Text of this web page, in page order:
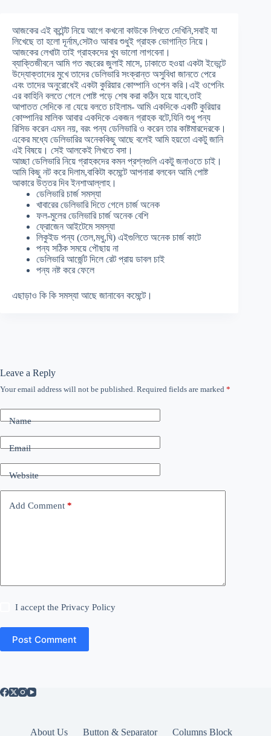
আজকের এই কন্টেন্ট নিয়ে আগে কখনো কাউকে লিখতে দেখিনি,সবাই যা
লিখেছে তা হলো দূর্নাম,সেটাও আবার শুধুই গ্রাহক ভোগান্তি নিয়ে।
আজকের লেখাটা তাই গ্রাহকদের খুব ভালো লাগবেনা।
ব্যাক্তিজীবনে আমি গত বছরের জুলাই মাসে, ঢাকাতে হওয়া একটা ইভেন্টে
উদ্যোক্তাদের মুখে তাদের ডেলিভারি সংক্রান্ত অসুবিধা জানতে পেরে
এবং তাদের অনুরোধেই একটা কুরিয়ার কোম্পানি ওপেন করি।এই ওপেনিং
এর কাহিনি বলতে গেলে পোষ্ট পড়ে শেষ করা কঠিন হয়ে যাবে,তাই
আপাতত সেদিকে না যেয়ে বলতে চাইলাম- আমি একদিকে একটি কুরিয়ার
কোম্পানির মালিক আবার একদিকে একজন গ্রাহক বটে,যিনি শুধু পন্য
রিসিভ করেন এমন নয়, বরং পন্য ডেলিভারি ও করেন তার কাষ্টমারদেরকে।
একের মধ্যে ডেলিভারির অনেককিছু আছে বলেই আমি হয়তো একটু জানি
এই বিষয়ে। সেই আলকেই লিখতে বসা।
আচ্ছা ডেলিভারি নিয়ে গ্রাহকদের কমন প্রশ্নগুলি একটু জনাওতে চাই।
আমি কিছু নট করে দিলাম,বাকিটা কমেন্টে আপনারা বলবেন আমি পোষ্ট
আকারে উত্তর দিব ইনশাআল্লাহ।
ডেলিভারি চার্জ সমস্যা
খাবারের ডেলিভারি দিতে গেলে চার্জ অনেক
ফল-মুলের ডেলিভারি চার্জ অনেক বেশি
ফ্রোজেন আইটেমে সমস্যা
লিকুইড পন্য (তেল,মধু,ঘি) এইগুলিতে অনেক চার্জ কাটে
পন্য সঠিক সময়ে পৌছায় না
ডেলিভারি আর্জেন্ট দিলে রেট প্রায় ডাবল চাই
পন্য নষ্ট করে ফেলে
এছাড়াও কি কি সমস্যা আছে জানাবেন কমেন্টে।
Leave a Reply
Your email address will not be published. Required fields are marked *
Name
Email
Website
Add Comment *
I accept thePrivacy Policy
Post Comment
About Us Button & Separator
Columns Block